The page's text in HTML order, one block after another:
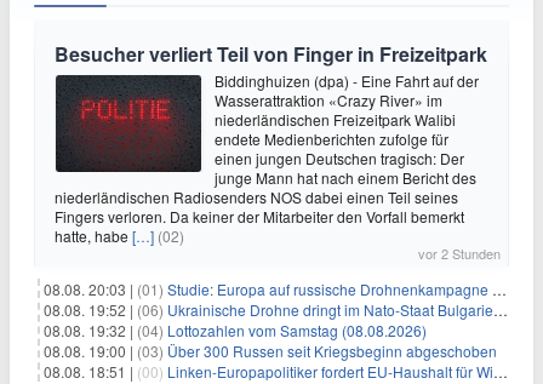
Besucher verliert Teil von Finger in Freizeitpark
Biddinghuizen (dpa) - Eine Fahrt auf der
Wasserattraktion «Crazy River» im
niederländischen Freizeitpark Walibi
endete Medienberichten zufolge für
einen jungen Deutschen tragisch: Der
junge Mann hat nach einem Bericht des
niederländischen Radiosenders NOS dabei einen Teil seines
Fingers verloren. Da keiner der Mitarbeiter den Vorfall bemerkt
hatte, habe […] (02)
vor 2 Stunden
08.08. 20:03 | (01) Studie: Europa auf russische Drohnenkampagne unzureichend vorbereitet
08.08. 19:52 | (06) Ukrainische Drohne dringt im Nato-Staat Bulgarien ein
08.08. 19:32 | (04) Lottozahlen vom Samstag (08.08.2026)
08.08. 19:00 | (03) Über 300 Russen seit Kriegsbeginn abgeschoben
08.08. 18:51 | (00) Linken-Europapolitiker fordert EU-Haushalt für Wirtschaftsumbau